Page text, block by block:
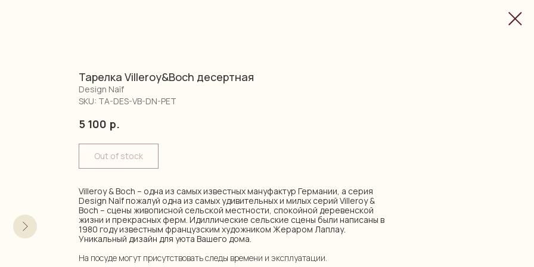
Тарелка Villeroy&Boch десертная
Design Naïf
SKU: TA-DES-VB-DN-PET
5 100 р.
Out of stock
Villeroy & Boch – одна из самых известных мануфактур Германии, а серия
Design Naïf пожалуй одна из самых удивительных и милых серий Villeroy &
Boch – сцены живописной сельской местности, спокойной деревенской
жизни и прекрасных ферм. Идиллические сельские сцены были написаны в
1980 году известным французским художником Жераром Лаплау.
Уникальный дизайн для уюта Вашего дома.
На посуде могут присутствовать следы времени и эксплуатации.